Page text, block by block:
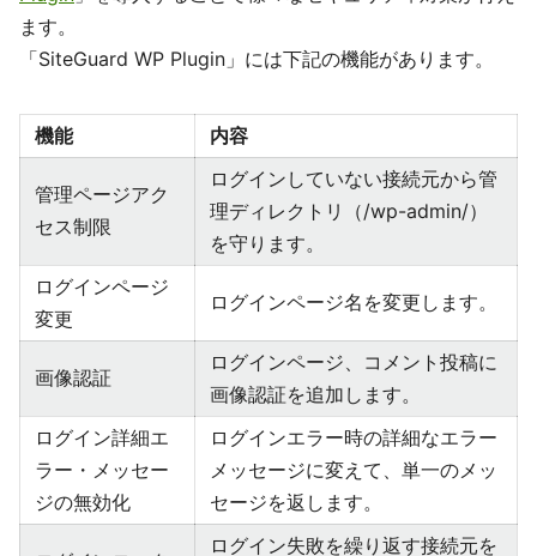
ます。
「SiteGuard WP Plugin」には下記の機能があります。
機能 内容
管理ページアク
セス制限
ログインしていない接続元から管
理ディレクトリ（/wp-admin/）
を守ります。
ログインページ
変更
ログインページ名を変更します。
画像認証
ログインページ、コメント投稿に
画像認証を追加します。
ログイン詳細エ
ラー・メッセー
ジの無効化
ログインエラー時の詳細なエラー
メッセージに変えて、単一のメッ
セージを返します。
ログイン失敗を繰り返す接続元を